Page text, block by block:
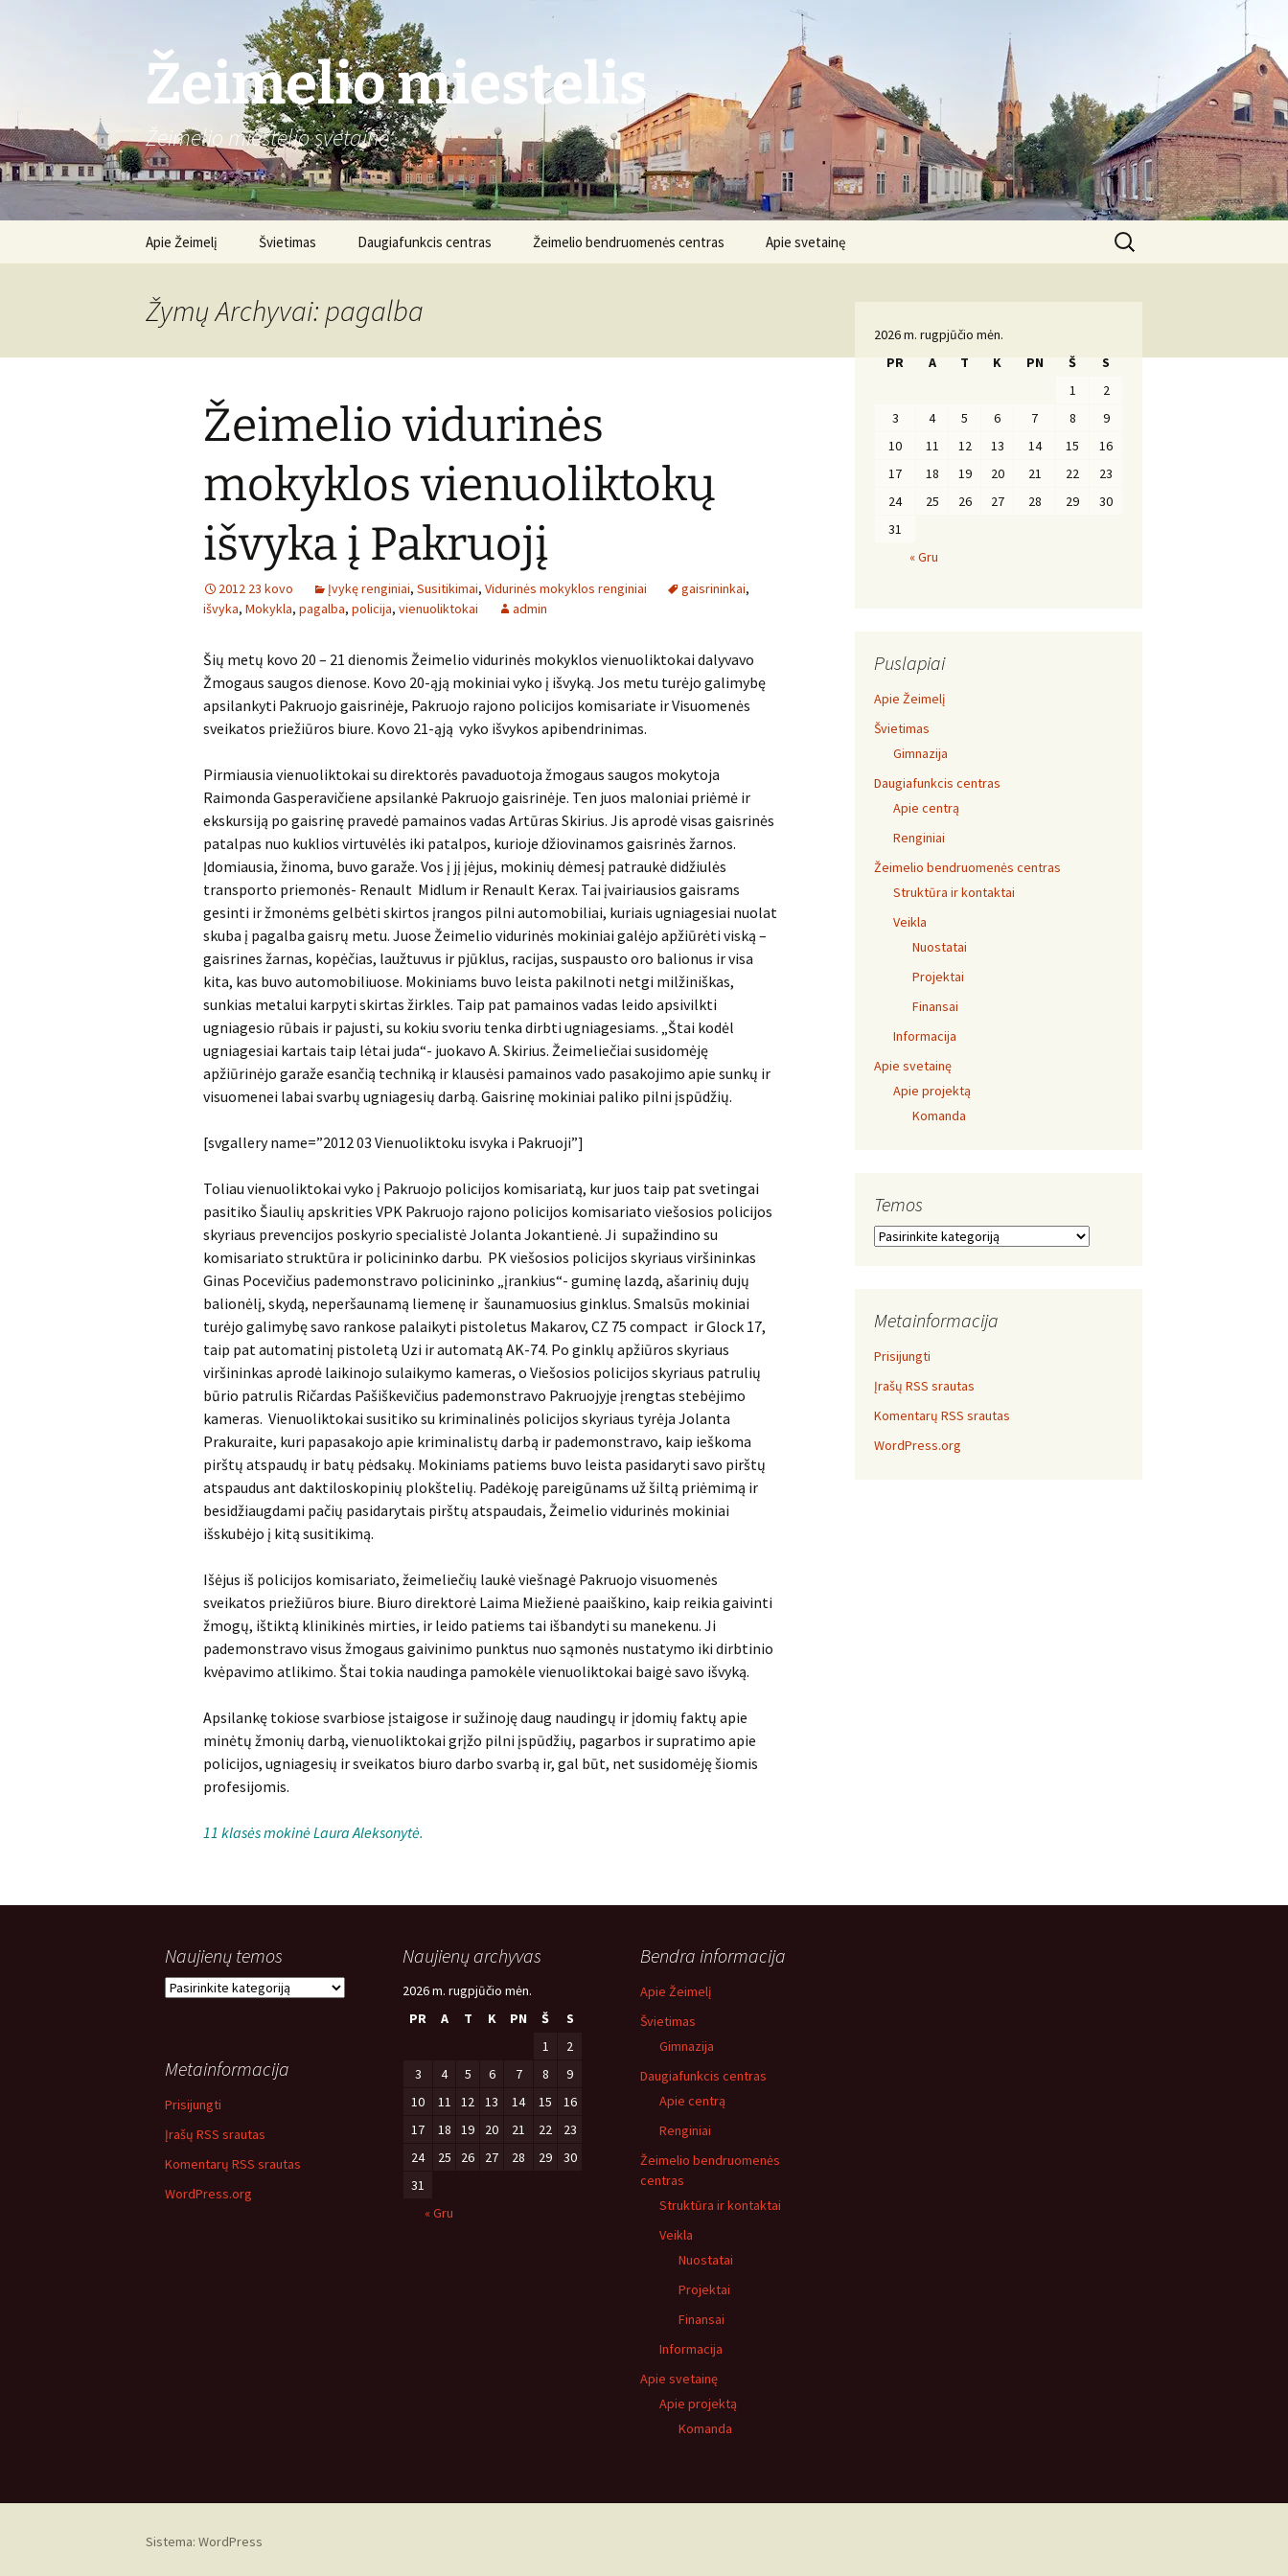
Žeimelio miestelis
Žeimelio miestelio svetainė
Apie Žeimelį Švietimas Daugiafunkcis centras
Renginiai
Žeimelio bendruomenės centras Apie svetainę
Ieškoti:
Žymų Archyvai: pagalba
Žeimelio vidurinės
mokyklos vienuoliktokų
išvyka į Pakruojį
2012 23 kovo Įvykę renginiai, Susitikimai, Vidurinės mokyklos renginiai gaisrininkai,
išvyka, Mokykla, pagalba, policija, vienuoliktokai admin
Šių metų kovo 20 – 21 dienomis Žeimelio vidurinės mokyklos vienuoliktokai dalyvavo
Žmogaus saugos dienose. Kovo 20-ąją mokiniai vyko į išvyką. Jos metu turėjo galimybę
apsilankyti Pakruojo gaisrinėje, Pakruojo rajono policijos komisariate ir Visuomenės
sveikatos priežiūros biure. Kovo 21-ąją vyko išvykos apibendrinimas.
Pirmiausia vienuoliktokai su direktorės pavaduotoja žmogaus saugos mokytoja
Raimonda Gasperavičiene apsilankė Pakruojo gaisrinėje. Ten juos maloniai priėmė ir
ekskursiją po gaisrinę pravedė pamainos vadas Artūras Skirius. Jis aprodė visas gaisrinės
patalpas nuo kuklios virtuvėlės iki patalpos, kurioje džiovinamos gaisrinės žarnos.
Įdomiausia, žinoma, buvo garaže. Vos į jį įėjus, mokinių dėmesį patraukė didžiulės
transporto priemonės- Renault Midlum ir Renault Kerax. Tai įvairiausios gaisrams
gesinti ir žmonėms gelbėti skirtos įrangos pilni automobiliai, kuriais ugniagesiai nuolat
skuba į pagalba gaisrų metu. Juose Žeimelio vidurinės mokiniai galėjo apžiūrėti viską –
gaisrines žarnas, kopėčias, laužtuvus ir pjūklus, racijas, suspausto oro balionus ir visa
kita, kas buvo automobiliuose. Mokiniams buvo leista pakilnoti netgi milžiniškas,
sunkias metalui karpyti skirtas žirkles. Taip pat pamainos vadas leido apsivilkti
ugniagesio rūbais ir pajusti, su kokiu svoriu tenka dirbti ugniagesiams. „Štai kodėl
ugniagesiai kartais taip lėtai juda“- juokavo A. Skirius. Žeimeliečiai susidomėję
apžiūrinėjo garaže esančią techniką ir klausėsi pamainos vado pasakojimo apie sunkų ir
visuomenei labai svarbų ugniagesių darbą. Gaisrinę mokiniai paliko pilni įspūdžių.
[svgallery name=”2012 03 Vienuoliktoku isvyka i Pakruoji”]
Toliau vienuoliktokai vyko į Pakruojo policijos komisariatą, kur juos taip pat svetingai
pasitiko Šiaulių apskrities VPK Pakruojo rajono policijos komisariato viešosios policijos
skyriaus prevencijos poskyrio specialistė Jolanta Jokantienė. Ji supažindino su
komisariato struktūra ir policininko darbu. PK viešosios policijos skyriaus viršininkas
Ginas Pocevičius pademonstravo policininko „įrankius“- guminę lazdą, ašarinių dujų
balionėlį, skydą, neperšaunamą liemenę ir šaunamuosius ginklus. Smalsūs mokiniai
turėjo galimybę savo rankose palaikyti pistoletus Makarov, CZ 75 compact ir Glock 17,
taip pat automatinį pistoletą Uzi ir automatą AK-74. Po ginklų apžiūros skyriaus
viršininkas aprodė laikinojo sulaikymo kameras, o Viešosios policijos skyriaus patrulių
būrio patrulis Ričardas Pašiškevičius pademonstravo Pakruojyje įrengtas stebėjimo
kameras. Vienuoliktokai susitiko su kriminalinės policijos skyriaus tyrėja Jolanta
Prakuraite, kuri papasakojo apie kriminalistų darbą ir pademonstravo, kaip ieškoma
pirštų atspaudų ir batų pėdsakų. Mokiniams patiems buvo leista pasidaryti savo pirštų
atspaudus ant daktiloskopinių plokštelių. Padėkoję pareigūnams už šiltą priėmimą ir
besidžiaugdami pačių pasidarytais pirštų atspaudais, Žeimelio vidurinės mokiniai
išskubėjo į kitą susitikimą.
Išėjus iš policijos komisariato, žeimeliečių laukė viešnagė Pakruojo visuomenės
sveikatos priežiūros biure. Biuro direktorė Laima Miežienė paaiškino, kaip reikia gaivinti
žmogų, ištiktą klinikinės mirties, ir leido patiems tai išbandyti su manekenu. Ji
pademonstravo visus žmogaus gaivinimo punktus nuo sąmonės nustatymo iki dirbtinio
kvėpavimo atlikimo. Štai tokia naudinga pamokėle vienuoliktokai baigė savo išvyką.
Apsilankę tokiose svarbiose įstaigose ir sužinoję daug naudingų ir įdomių faktų apie
minėtų žmonių darbą, vienuoliktokai grįžo pilni įspūdžių, pagarbos ir supratimo apie
policijos, ugniagesių ir sveikatos biuro darbo svarbą ir, gal būt, net susidomėję šiomis
profesijomis.
11 klasės mokinė Laura Aleksonytė.
2026 m. rugpjūčio mėn.
PR
A T K PN Š
S
1
2
3
4 5 6 7 8
9
10
11 12 13 14 15
16
17
18 19 20 21 22
23
24
25 26 27 28 29
30
31
« Gru
Puslapiai
Apie Žeimelį
Švietimas
Gimnazija
Daugiafunkcis centras
Apie centrą
Renginiai
Žeimelio bendruomenės centras
Struktūra ir kontaktai
Veikla
Nuostatai
Projektai
Finansai
Informacija
Apie svetainę
Apie projektą
Komanda
Temos
Temos
Metainformacija
Prisijungti
Įrašų RSS srautas
Komentarų RSS srautas
WordPress.org
Naujienų temos
Naujienų
Naujienų archyvas
2026 m. rugpjūčio mėn.
PR
A T K PN Š
S
1
2
3
4 5 6 7 8
9
10
11 12 13 14 15
16
17
18 19 20 21 22
23
24
25 26 27 28 29
30
31
« Gru
Bendra informacija
Apie Žeimelį
Švietimas
Gimnazija
Daugiafunkcis centras
Apie centrą
Renginiai
Žeimelio bendruomenės
centras
Struktūra ir kontaktai
Veikla
Nuostatai
Projektai
Finansai
Informacija
Apie svetainę
Apie projektą
Komanda
Metainformacija
Prisijungti
Įrašų RSS srautas
Komentarų RSS srautas
WordPress.org
Sistema: WordPress